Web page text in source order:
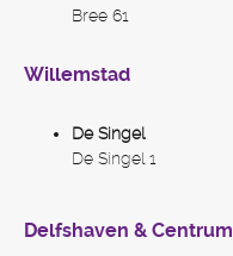
Bree 61
Willemstad
De Singel
De Singel 1
Delfshaven & Centrum